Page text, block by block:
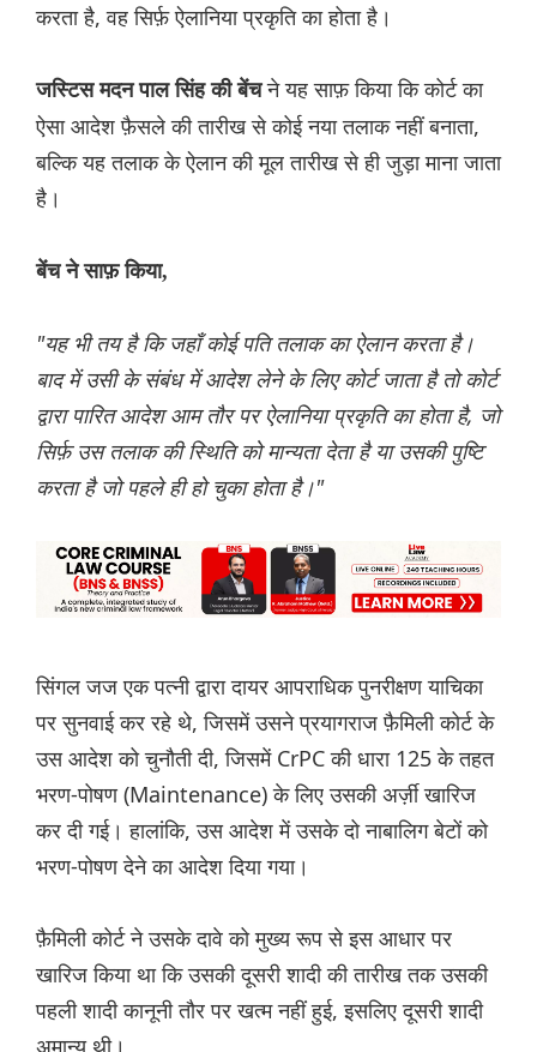
करता है, वह सिर्फ़ ऐलानिया प्रकृति का होता है।
जस्टिस मदन पाल सिंह की बेंचने यह साफ़ किया कि कोर्ट का
ऐसा आदेश फ़ैसले की तारीख से कोई नया तलाक नहीं बनाता,
बल्कि यह तलाक के ऐलान की मूल तारीख से ही जुड़ा माना जाता
है।
बेंच ने साफ़ किया,
"यह भी तय है कि जहाँ कोई पति तलाक का ऐलान करता है।
बाद में उसी के संबंध में आदेश लेने के लिए कोर्ट जाता है तो कोर्ट
द्वारा पारित आदेश आम तौर पर ऐलानिया प्रकृति का होता है, जो
सिर्फ़ उस तलाक की स्थिति को मान्यता देता है या उसकी पुष्टि
करता है जो पहले ही हो चुका होता है।"
सिंगल जज एक पत्नी द्वारा दायर आपराधिक पुनरीक्षण याचिका
पर सुनवाई कर रहे थे, जिसमें उसने प्रयागराज फ़ैमिली कोर्ट के
उस आदेश को चुनौती दी, जिसमें CrPC की धारा 125 के तहत
भरण-पोषण (Maintenance) के लिए उसकी अर्ज़ी खारिज
कर दी गई। हालांकि, उस आदेश में उसके दो नाबालिग बेटों को
भरण-पोषण देने का आदेश दिया गया।
फ़ैमिली कोर्ट ने उसके दावे को मुख्य रूप से इस आधार पर
खारिज किया था कि उसकी दूसरी शादी की तारीख तक उसकी
पहली शादी कानूनी तौर पर खत्म नहीं हुई, इसलिए दूसरी शादी